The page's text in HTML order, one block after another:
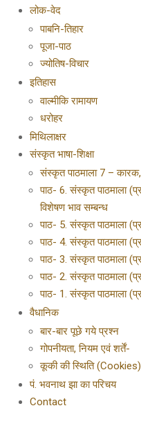
लोक-वेद
पाबनि-तिहार
पूजा-पाठ
ज्योतिष-विचार
इतिहास
वाल्मीकि रामायण
धरोहर
मिथिलाक्षर
संस्कृत भाषा-शिक्षा
संस्कृत पाठमाला 7 – कारक,
पाठ- 6. संस्कृत पाठमाला
विशेषण भाव सम्बन्ध
पाठ- 5. संस्कृत पाठमाला
पाठ- 4. संस्कृत पाठमाला
पाठ- 3. संस्कृत पाठमाला
पाठ- 2. संस्कृत पाठमाला
पाठ- 1. संस्कृत पाठमाला
वैधानिक
बार-बार पूछे गये प्रश्न
गोपनीयता, नियम एवं शर्तें-
कूकी की स्थिति (Cookies)
पं. भवनाथ झा का परिचय
Contact